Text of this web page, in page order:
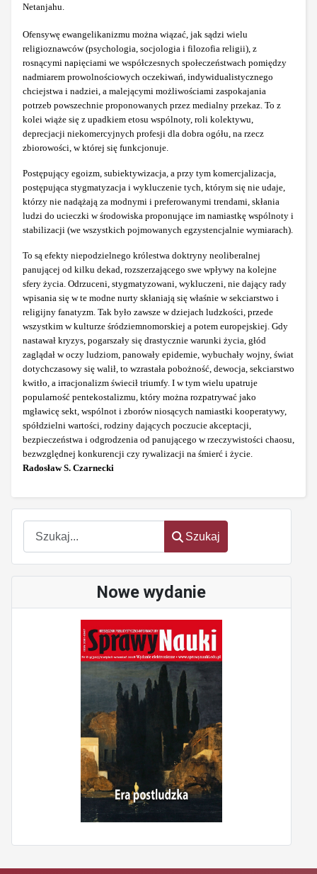
Szukaj
Szukaj
Nowe wydanie
Netanjahu.
Ofensywę ewangelikanizmu można wiązać, jak sądzi wielu
religioznawców (psychologia, socjologia i filozofia religii), z
rosnącymi napięciami we współczesnych społeczeństwach pomiędzy
nadmiarem prowolnościowych oczekiwań, indywidualistycznego
chciejstwa i nadziei, a malejącymi możliwościami zaspokajania
potrzeb powszechnie proponowanych przez medialny przekaz. To z
kolei wiąże się z upadkiem etosu wspólnoty, roli kolektywu,
deprecjacji niekomercyjnych profesji dla dobra ogółu, na rzecz
zbiorowości, w której się funkcjonuje.
Postępujący egoizm, subiektywizacja, a przy tym komercjalizacja,
postępująca stygmatyzacja i wykluczenie tych, którym się nie udaje,
którzy nie nadążają za modnymi i preferowanymi trendami, skłania
ludzi do ucieczki w środowiska proponujące im namiastkę wspólnoty i
stabilizacji (we wszystkich pojmowanych egzystencjalnie wymiarach).
To są efekty niepodzielnego królestwa doktryny neoliberalnej
panującej od kilku dekad, rozszerzającego swe wpływy na kolejne
sfery życia. Odrzuceni, stygmatyzowani, wykluczeni, nie dający rady
wpisania się w te modne nurty skłaniają się właśnie w sekciarstwo i
religijny fanatyzm. Tak było zawsze w dziejach ludzkości, przede
wszystkim w kulturze śródziemnomorskiej a potem europejskiej. Gdy
nastawał kryzys, pogarszały się drastycznie warunki życia, głód
zaglądał w oczy ludziom, panowały epidemie, wybuchały wojny, świat
dotychczasowy się walił, to wzrastała pobożność, dewocja, sekciarstwo
kwitło, a irracjonalizm świecił triumfy. I w tym wielu upatruje
popularność pentekostalizmu, który można rozpatrywać jako
mgławicę sekt, wspólnot i zborów niosących namiastki kooperatywy,
spółdzielni wartości, rodziny dających poczucie akceptacji,
bezpieczeństwa i odgrodzenia od panującego w rzeczywistości chaosu,
bezwzględnej konkurencji czy rywalizacji na śmierć i życie.
Radosław S. Czarnecki